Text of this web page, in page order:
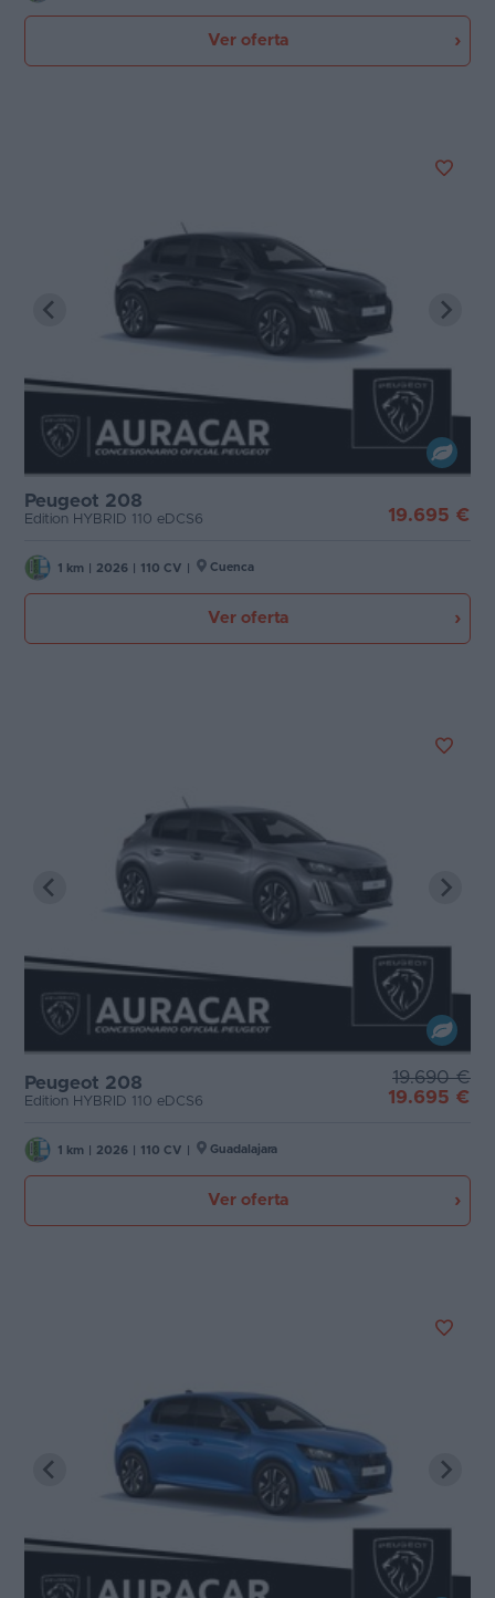
Ver oferta
Peugeot 208
Edition HYBRID 110 eDCS6 19.695 €
1 km 2026 110 CV Cuenca
Ver oferta
Peugeot 208
Edition HYBRID 110 eDCS6
19.690 €
19.695 €
1 km 2026 110 CV Guadalajara
Ver oferta